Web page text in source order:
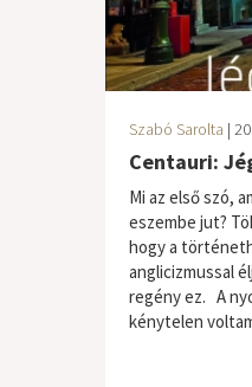
Szabó Sarolta |
Centauri:
Mi az első szó,
eszembe jut?
hogy a
anglicizmussal
regény ez. A
kénytelen